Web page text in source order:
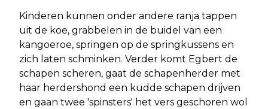
Kinderen kunnen onder andere ranja tappen
uit de koe, grabbelen in de buidel van een
kangoeroe, springen op de springkussens en
zich laten schminken. Verder komt Egbert de
schapen scheren, gaat de schapenherder met
haar herdershond een kudde schapen drijven
en gaan twee 'spinsters' het vers geschoren wol